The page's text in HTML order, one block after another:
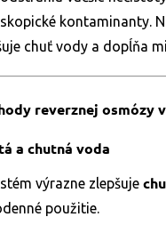
kontaminanty.
chuť vody a dopĺňa
reverznej osmózy
a chutná voda
výrazne zlepšuje
použitie.